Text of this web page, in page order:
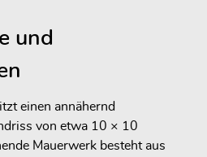
und
einen annähernd
von etwa 10 × 10
Mauerwerk besteht aus